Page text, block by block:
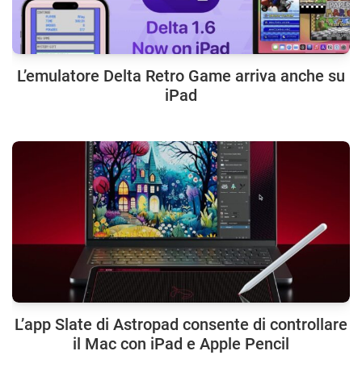
L’emulatore Delta Retro Game arriva anche su
iPad
L’app Slate di Astropad consente di controllare
il Mac con iPad e Apple Pencil